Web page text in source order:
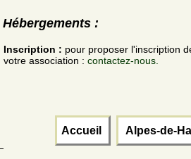
Hébergements :
Inscription : pour proposer l'inscription
votre association : contactez-nous.
Accueil Alpes-de-